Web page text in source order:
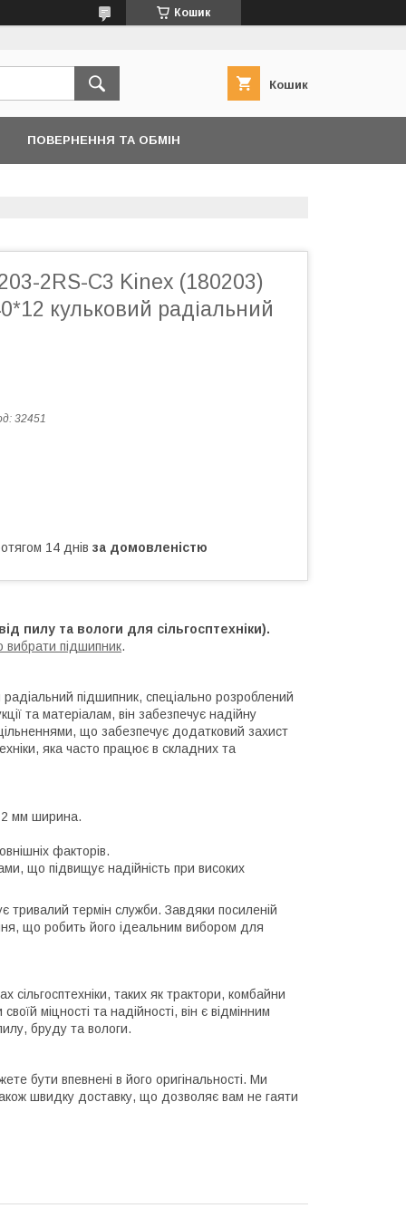
Кошик
Кошик
ПОВЕРНЕННЯ ТА ОБМІН
2RS-C3 Kinex (180203)
кульковий радіальний
32451
14 днів за домовленістю
пилу та вологи для сільгосптехніки).
вибрати підшипник.
підшипник, спеціально розроблений
та матеріалам, він забезпечує надійну
що забезпечує додатковий захист
яка часто працює в складних та
мм ширина.
факторів.
що підвищує надійність при високих
тривалий термін служби. Завдяки посиленій
що робить його ідеальним вибором для
таких як трактори, комбайни
міцності та надійності, він є відмінним
бруду та вологи.
бути впевнені в його оригінальності. Ми
швидку доставку, що дозволяє вам не гаяти